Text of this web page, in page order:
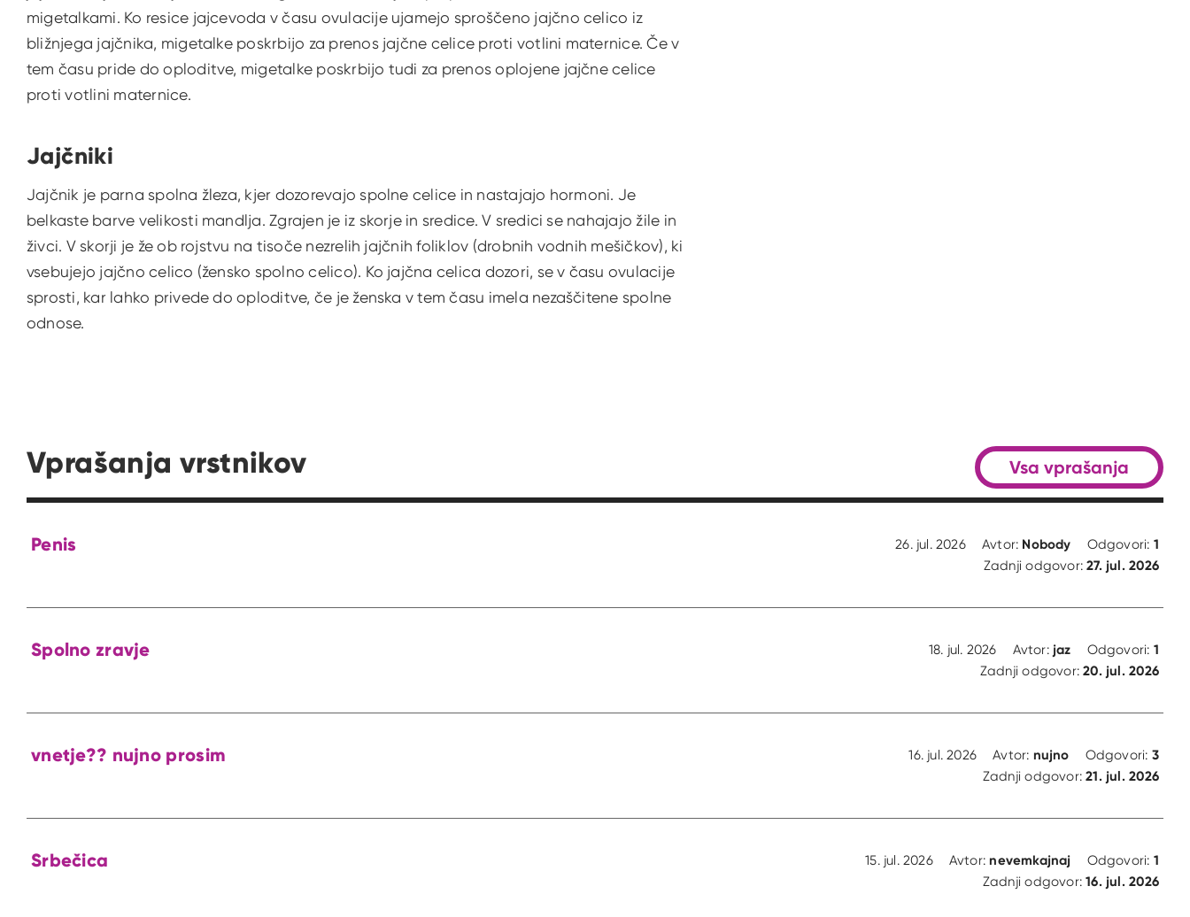
migetalkami. Ko resice jajcevoda v času ovulacije ujamejo sproščeno jajčno celico iz
bližnjega jajčnika, migetalke poskrbijo za prenos jajčne celice proti votlini maternice. Če v
tem času pride do oploditve, migetalke poskrbijo tudi za prenos oplojene jajčne celice
proti votlini maternice.
Jajčniki
Jajčnik je parna spolna žleza, kjer dozorevajo spolne celice in nastajajo hormoni. Je
belkaste barve velikosti mandlja. Zgrajen je iz skorje in sredice. V sredici se nahajajo žile in
živci. V skorji je že ob rojstvu na tisoče nezrelih jajčnih foliklov (drobnih vodnih mešičkov), ki
vsebujejo jajčno celico (žensko spolno celico). Ko jajčna celica dozori, se v času ovulacije
sprosti, kar lahko privede do oploditve, če je ženska v tem času imela nezaščitene spolne
odnose.
Vprašanja vrstnikov
Penis 26. jul. 2026 Avtor: Nobody Odgovori: 1
Zadnji odgovor:27. jul. 2026
Spolno zravje 18. jul. 2026 Avtor: jaz Odgovori: 1
Zadnji odgovor:20. jul. 2026
vnetje?? nujno prosim 16. jul. 2026 Avtor: nujno Odgovori: 3
Zadnji odgovor:21. jul. 2026
Srbečica 15. jul. 2026 Avtor:nevemkajnaj Odgovori: 1
Zadnji odgovor:16. jul. 2026
Vsa vprašanja